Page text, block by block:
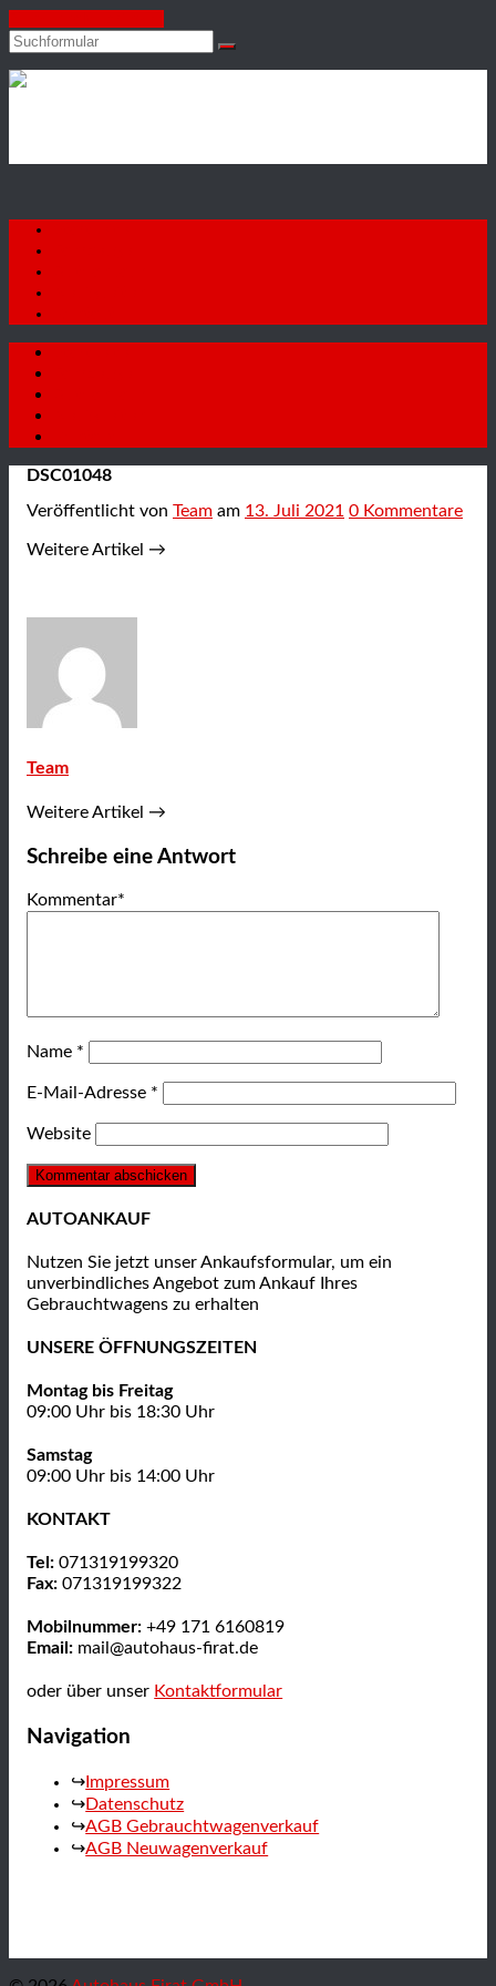
Suchen
Autohaus
DSC01048
Veröffentlicht von Team am 13. Juli 2021 0 Kommentare
Weitere Artikel →
Team
Weitere Artikel →
Schreibe eine Antwort
Kommentar*
Name *
E-Mail-Adresse *
Website
AUTOANKAUF
Nutzen Sie jetzt unser Ankaufsformular, um ein
unverbindliches Angebot zum Ankauf Ihres
Gebrauchtwagens zu erhalten
UNSERE ÖFFNUNGSZEITEN
Montag bis Freitag
09:00 Uhr bis 18:30 Uhr
Samstag
09:00 Uhr bis 14:00 Uhr
KONTAKT
Tel: 071319199320
Fax: 071319199322
Mobilnummer: +49 171 6160819
Email: mail@autohaus-firat.de
oder über unser Kontaktformular
Navigation
Impressum
Datenschutz
AGB Gebrauchtwagenverkauf
AGB Neuwagenverkauf